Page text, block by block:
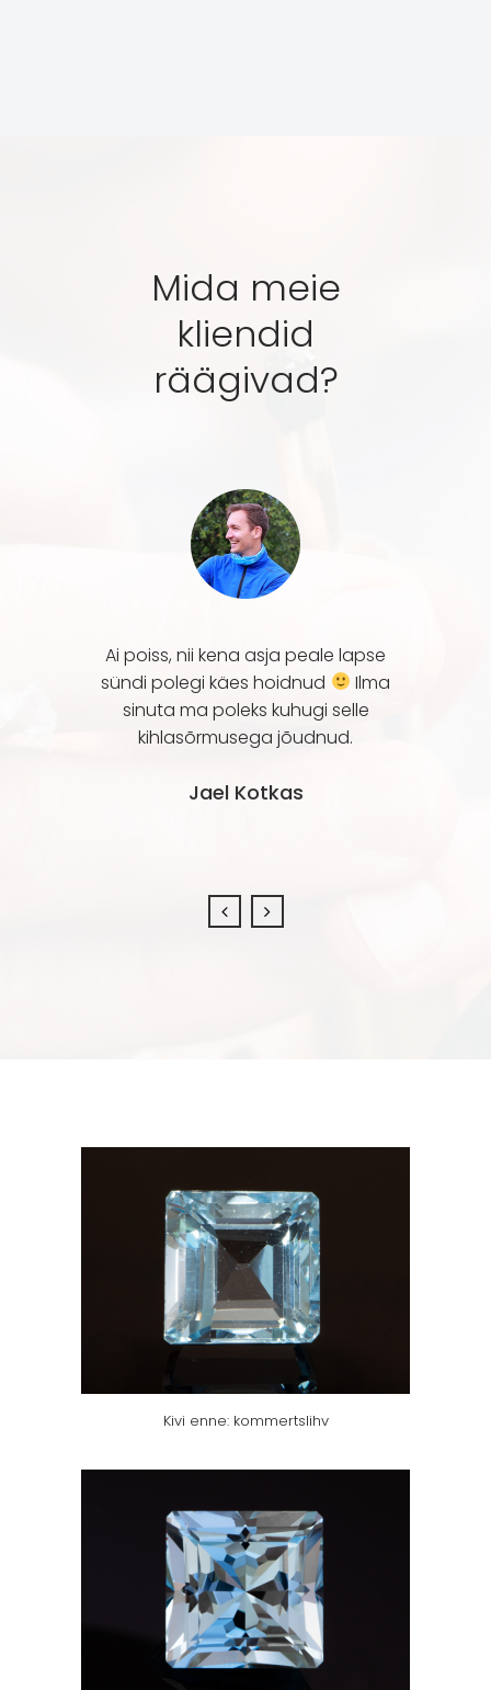
Mida meie
kliendid
räägivad?
Ai poiss, nii kena asja peale lapse
sündi polegi käes hoidnud
Ilma
sinuta ma poleks kuhugi selle
kihlasõrmusega jõudnud.
Jael Kotkas
Kivi enne: kommertslihv